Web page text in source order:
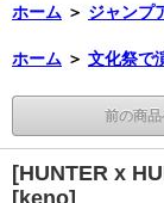
ホーム ＞ ジャンプ
ホーム ＞ 文化祭で
前の商品
[HUNTER x
[keno]